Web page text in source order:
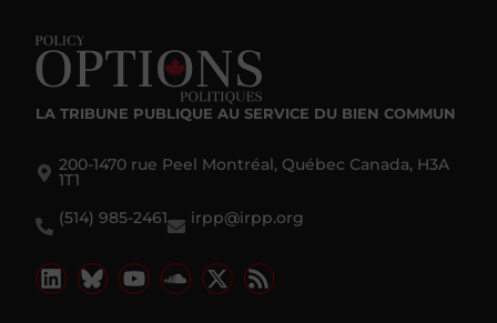
LA TRIBUNE PUBLIQUE AU SERVICE DU BIEN COMMUN
200-1470 rue Peel Montréal, Québec Canada, H3A
1T1
(514) 985-2461
irpp@irpp.org